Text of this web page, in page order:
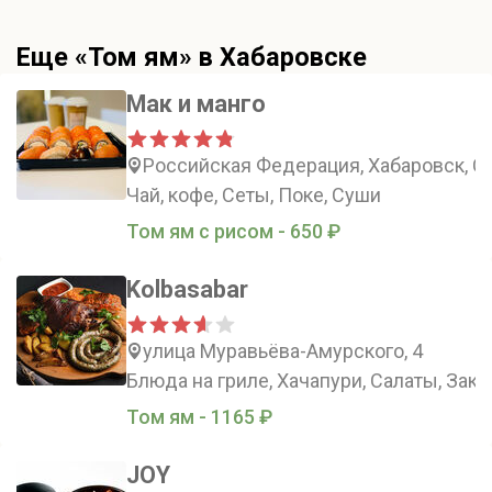
Еще «Том ям» в Хабаровске
Мак и манго
Российская Федерация, Хабаровск,
Чай, кофе, Сеты, Поке, Суши
Том ям с рисом - 650 ₽
Kolbasabar
улица Муравьёва-Амурского, 4
Блюда на гриле, Хачапури, Салаты,
Том ям - 1165 ₽
JOY